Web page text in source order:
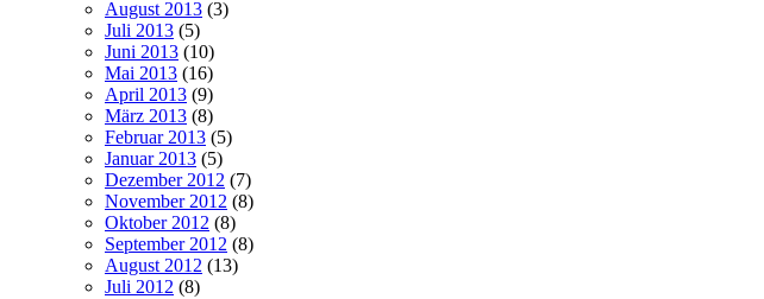
August 2013 (3)
Juli 2013 (5)
Juni 2013 (10)
Mai 2013 (16)
April 2013 (9)
März 2013 (8)
Februar 2013 (5)
Januar 2013 (5)
Dezember 2012 (7)
November 2012 (8)
Oktober 2012 (8)
September 2012 (8)
August 2012 (13)
Juli 2012 (8)